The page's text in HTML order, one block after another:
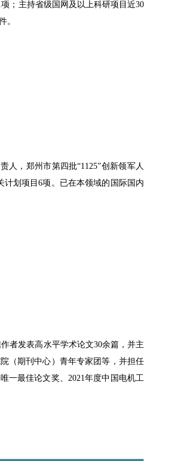
；主持省级国网及以上科研项目近30
。
，郑州市第四批“1125”创新领军人
计划项目6项。已在本领域的国际国内
者发表高水平学术论文30余篇，并主
（期刊中心）青年专家团等，并担任
一最佳论文奖、2021年度中国电机工